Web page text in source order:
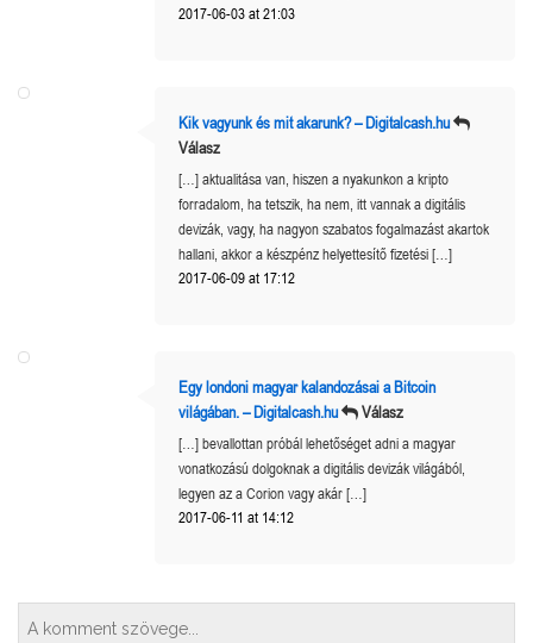
2017-06-03 at 21:03
Kik vagyunk és mit akarunk? – Digitalcash.hu
Válasz
[…] aktualitása van, hiszen a nyakunkon a kripto
forradalom, ha tetszik, ha nem, itt vannak a digitális
devizák, vagy, ha nagyon szabatos fogalmazást akartok
hallani, akkor a készpénz helyettesítő fizetési […]
2017-06-09 at 17:12
Egy londoni magyar kalandozásai a Bitcoin
világában. – Digitalcash.hu
Válasz
[…] bevallottan próbál lehetőséget adni a magyar
vonatkozású dolgoknak a digitális devizák világából,
legyen az a Corion vagy akár […]
2017-06-11 at 14:12